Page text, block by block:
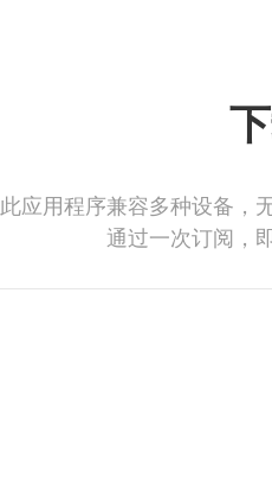
此应用程序兼容多种设备，
通过一次订阅，